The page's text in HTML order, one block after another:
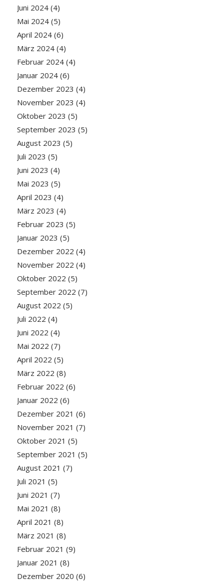
Juni 2024(4)
Mai 2024(5)
April 2024(6)
März 2024(4)
Februar 2024(4)
Januar 2024(6)
Dezember 2023 (4)
November 2023 (4)
Oktober 2023 (5)
September 2023 (5)
August 2023 (5)
Juli 2023 (5)
Juni 2023 (4)
Mai 2023 (5)
April 2023 (4)
März 2023 (4)
Februar 2023 (5)
Januar 2023 (5)
Dezember 2022 (4)
November 2022 (4)
Oktober 2022 (5)
September 2022 (7)
August 2022 (5)
Juli 2022 (4)
Juni 2022 (4)
Mai 2022 (7)
April 2022 (5)
März 2022 (8)
Februar 2022 (6)
Januar 2022 (6)
Dezember 2021 (6)
November 2021 (7)
Oktober 2021 (5)
September 2021 (5)
August 2021 (7)
Juli 2021 (5)
Juni 2021 (7)
Mai 2021 (8)
April 2021 (8)
März 2021 (8)
Februar 2021 (9)
Januar 2021 (8)
Dezember 2020 (6)